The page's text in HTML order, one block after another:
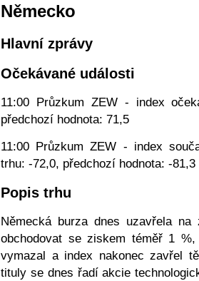
Německo
Hlavní zprávy
Očekávané události
11:00 Průzkum ZEW - index
předchozí hodnota: 71,5
11:00 Průzkum ZEW - index
trhu: -72,0, předchozí hodnota: -81,3
Popis trhu
Německá burza dnes uzavřela
obchodovat se ziskem téměř 1
vymazal a index nakonec zavřel
tituly se dnes řadí akcie